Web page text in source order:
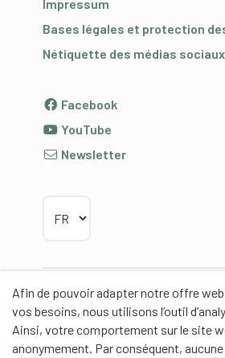
Afin de pouvoir adapter notre offre
vos besoins, nous utilisons l’outil
Ainsi, votre comportement sur le site
anonymement. Par conséquent,
Impressum
Bases légales et protection
Nétiquette des médias sociaux
Facebook
YouTube
Newsletter
Partenaires